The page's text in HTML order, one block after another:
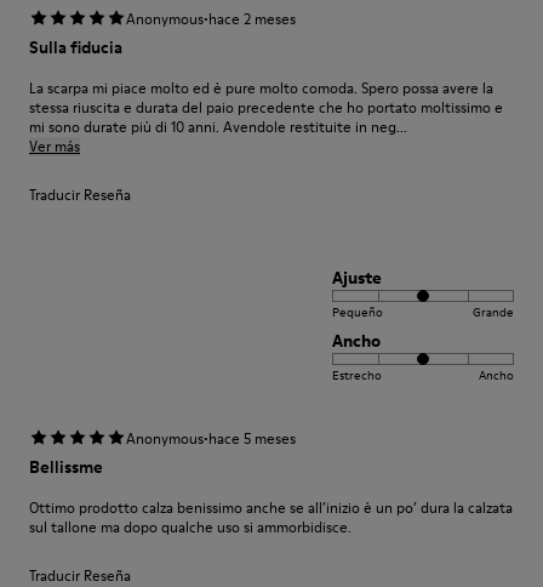
Anonymous·hace 2 meses
Sulla fiducia
La scarpa mi piace molto ed è pure molto comoda. Spero possa avere la
stessa riuscita e durata del paio precedente che ho portato moltissimo e
mi sono durate più di 10 anni. Avendole restituite in neg...
Ver más
Traducir Reseña
Ajuste
Pequeño Grande
Ancho
Estrecho Ancho
Anonymous·hace 5 meses
Bellissme
Ottimo prodotto calza benissimo anche se all’inizio è un po’ dura la calzata
sul tallone ma dopo qualche uso si ammorbidisce.
Traducir Reseña